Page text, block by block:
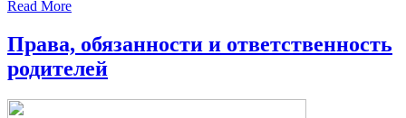
Read More
Права, обязанности и ответственность
родителей